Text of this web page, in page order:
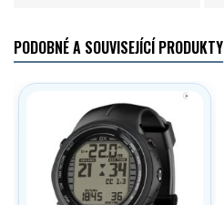
PODOBNÉ A SOUVISEJÍCÍ PRODUKTY